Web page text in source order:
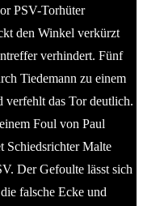
PSV-Torhüter
den Winkel verkürzt
verhindert. Fünf
Tiedemann zu einem
verfehlt das Tor deutlich.
Foul von Paul
Schiedsrichter Malte
Der Gefoulte lässt sich
falsche Ecke und